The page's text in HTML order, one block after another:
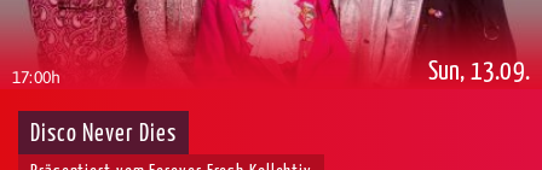
17:00h Sun, 13.09.
Disco Never Dies